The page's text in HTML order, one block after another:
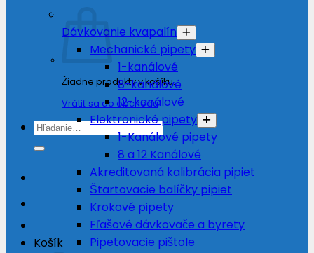
Žiadne produkty v košíku.
Vrátiť sa do obchodu
Hľadať:
Košík
Dávkovanie kvapalín
Mechanické pipety
1-kanálové
8-kanálové
12-kanálové
Elektronické pipety
1-Kanálové pipety
8 a 12 Kanálové
Akreditovaná kalibrácia pipiet
Štartovacie balíčky pipiet
Krokové pipety
Fľašové dávkovače a byrety
Pipetovacie pištole